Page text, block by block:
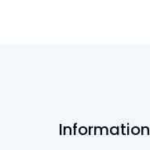
Information